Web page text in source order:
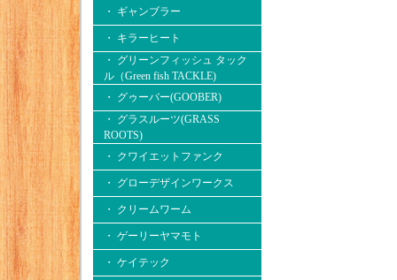
・ ギャンブラー
・ キラーヒート
・ グリーンフィッシュ タック
ル（Green fish TACKLE)
・ グゥーバー(GOOBER)
・ グラスルーツ(GRASS
ROOTS)
・ クワイエットファンク
・ グローデザインワークス
・ クリームワーム
・ ゲーリーヤマモト
・ ケイテック